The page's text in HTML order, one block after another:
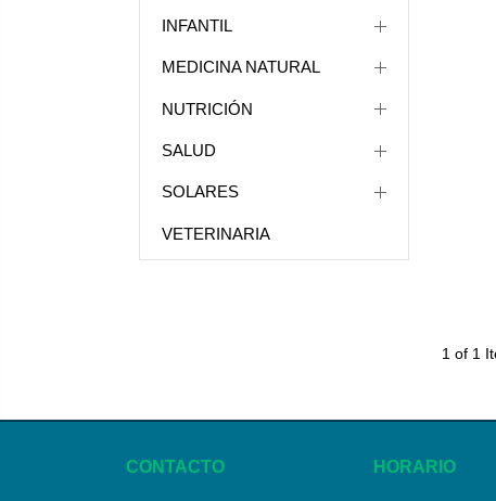
INFANTIL
MEDICINA NATURAL
NUTRICIÓN
SALUD
SOLARES
VETERINARIA
1 of 1
CONTACTO HORARIO